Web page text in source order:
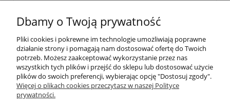
do koszyka
Dbamy o Twoją prywatność
Pliki cookies i pokrewne im technologie umożliwiają poprawne
działanie strony i pomagają nam dostosować ofertę do Twoich
potrzeb. Możesz zaakceptować wykorzystanie przez nas
wszystkich tych plików i przejść do sklepu lub dostosować użycie
plików do swoich preferencji, wybierając opcję "Dostosuj zgody".
Więcej o plikach cookies przeczytasz w naszej Polityce
prywatności.